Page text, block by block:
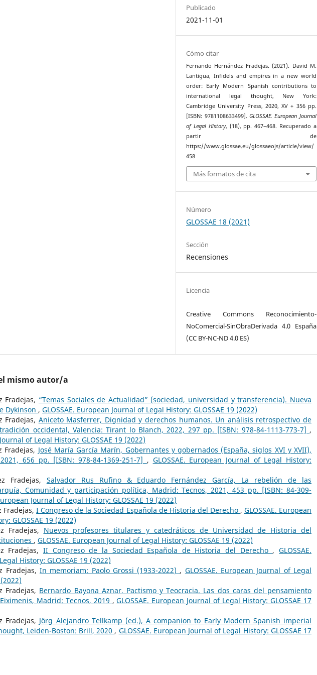
Publicado
2021-11-01
Cómo citar
Fernando Hernández Fradejas. (2021). David M.
Lantigua, Infidels and empires in a new world
order: Early Modern Spanish contributions to
international legal thought, New York:
Cambridge University Press, 2020, XV + 356 pp.
[ISBN: 9781108633499]. GLOSSAE. European Journal
of Legal History, (18), pp. 467–468. Recuperado a
partir de
https://www.glossae.eu/glossaeojs/article/view/
458
Más formatos de cita
Número
GLOSSAE 18 (2021)
Sección
Recensiones
Licencia
Creative Commons Reconocimiento-
NoComercial-SinObraDerivada 4.0 España
(CC BY-NC-ND 4.0 ES)
mismo autor/a
Fradejas, “Temas Sociales de Actualidad” (sociedad, universidad y transferencia). Nueva
Dykinson , GLOSSAE. European Journal of Legal History: GLOSSAE 19 (2022)
Fradejas, Aniceto Masferrer, Dignidad y derechos humanos. Un análisis retrospectivo de
occidental, Valencia: Tirant lo Blanch, 2022, 297 pp. [ISBN: 978-84-1113-773-7] ,
of Legal History: GLOSSAE 19 (2022)
Fradejas, José María García Marín, Gobernantes y gobernados (España, siglos XVI y XVII),
656 pp. [ISBN: 978-84-1369-251-7] , GLOSSAE. European Journal of Legal History:
Fradejas, Salvador Rus Rufino & Eduardo Fernández García, La rebelión de las
Comunidad y participación política, Madrid: Tecnos, 2021, 453 pp. [ISBN: 84-309-
Journal of Legal History: GLOSSAE 19 (2022)
Fradejas,I Congreso de la Sociedad Española de Historia del Derecho , GLOSSAE. European
GLOSSAE 19 (2022)
Fradejas, Nuevos profesores titulares y catedráticos de Universidad de Historia del
, GLOSSAE. European Journal of Legal History: GLOSSAE 19 (2022)
Fradejas, II Congreso de la Sociedad Española de Historia del Derecho ,GLOSSAE.
History: GLOSSAE 19 (2022)
Fradejas, In memoriam: Paolo Grossi (1933-2022) , GLOSSAE. European Journal of Legal
Fradejas, Bernardo Bayona Aznar, Pactismo y Teocracia. Las dos caras del pensamiento
Madrid: Tecnos, 2019 ,GLOSSAE. European Journal of Legal History: GLOSSAE 17
Fradejas, Jörg Alejandro Tellkamp (ed.), A companion to Early Modern Spanish imperial
Leiden-Boston: Brill, 2020 , GLOSSAE. European Journal of Legal History: GLOSSAE 17